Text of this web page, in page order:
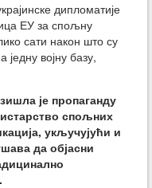
дипломатије
ЕУ за спољну
сати након што су
једну војну базу,
је пропаганду
спољних
укључујући и
да објасни